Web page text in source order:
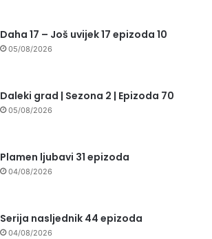
Daha 17 – Još uvijek 17 epizoda 10
05/08/2026
Daleki grad | Sezona 2 | Epizoda 70
05/08/2026
Plamen ljubavi 31 epizoda
04/08/2026
Serija nasljednik 44 epizoda
04/08/2026